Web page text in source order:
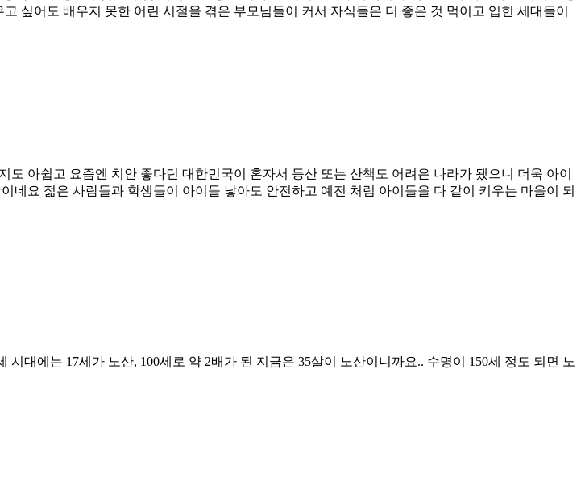
싶어도 배우지 못한 어린 시절을 겪은 부모님들이 커서 자식들은 더 좋은 것 먹이고 입힌 세대들이
아쉽고 요즘엔 치안 좋다던 대한민국이 혼자서 등산 또는 산책도 어려은 나라가 됐으니 더욱 아이
네요 젊은 사람들과 학생들이 아이들 낳아도 안전하고 예전 처럼 아이들을 다 같이 키우는 마을이 되
대에는 17세가 노산, 100세로 약 2배가 된 지금은 35살이 노산이니까요.. 수명이 150세 정도 되면 노